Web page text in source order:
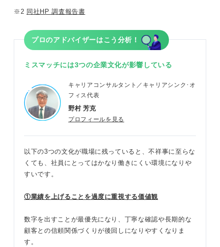
※2 同社HP 調査報告書
プロのアドバイザーはこう分析！
ミスマッチには3つの企業文化が影響している
キャリアコンサルタント／キャリアシンク･オ
フィス代表
野村 芳克
プロフィールを見る
以下の3つの文化が職場に残っていると、不祥事に至らな
くても、社員にとってはかなり働きにくい環境になりや
すいです。
①業績を上げることを過度に重視する価値観
数字を出すことが最優先になり、丁寧な確認や長期的な
顧客との信頼関係づくりが後回しになりやすくなりま
す。